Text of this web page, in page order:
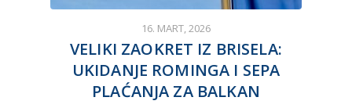
16. MART, 2026
VELIKI ZAOKRET IZ BRISELA:
UKIDANJE ROMINGA I SEPA
PLAĆANJA ZA BALKAN